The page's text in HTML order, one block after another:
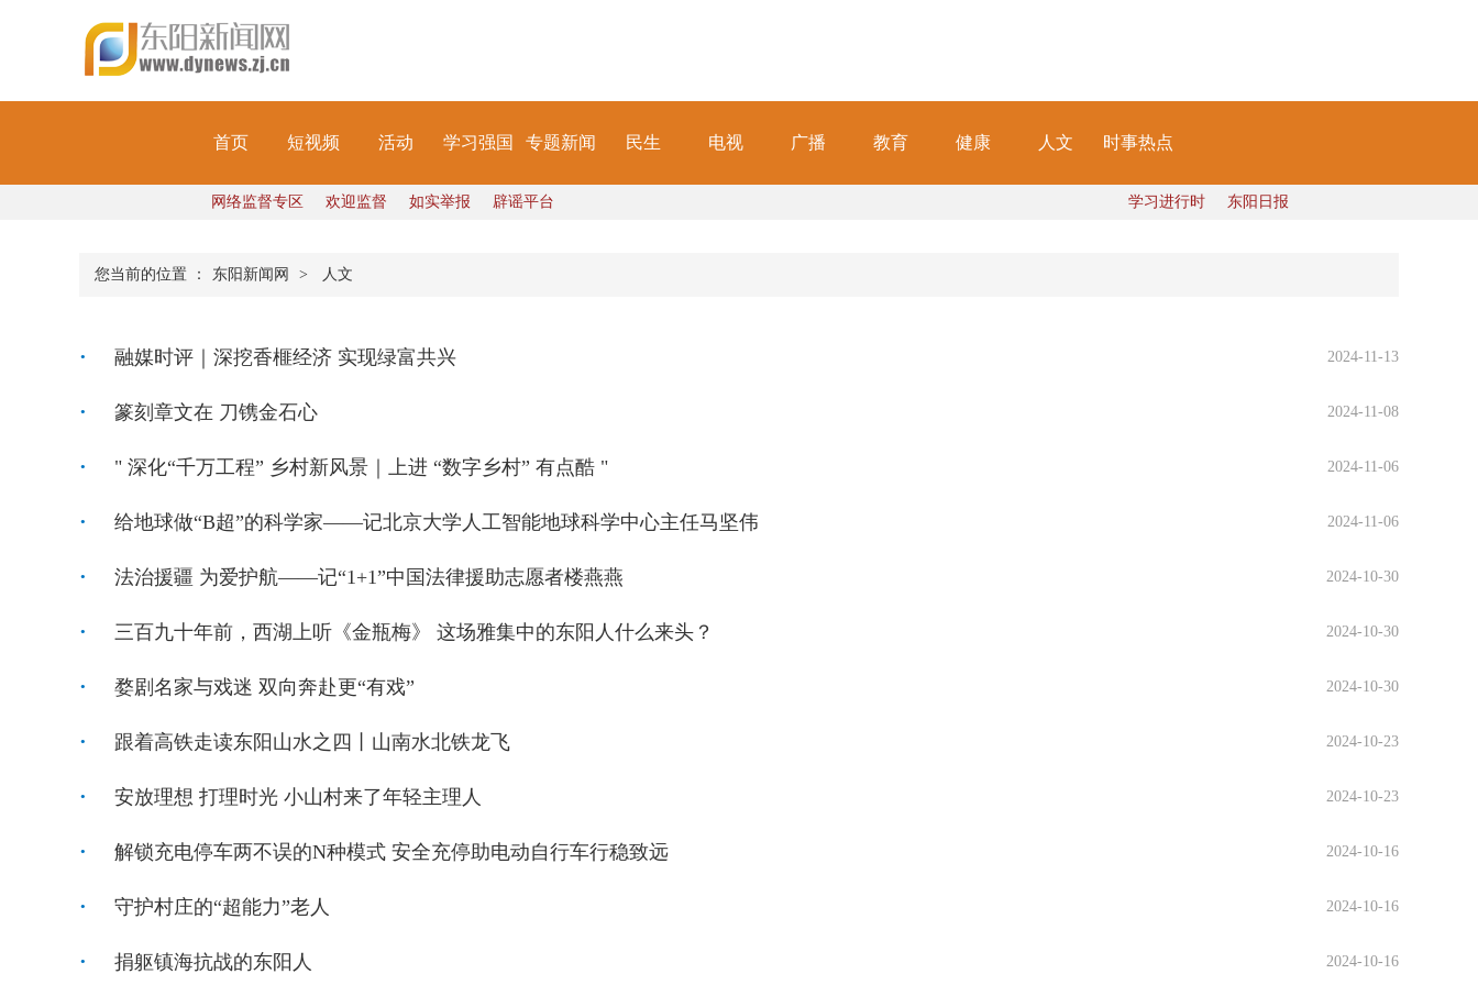
首页 短视频 活动 学习强国 专题新闻 民生 电视 广播 教育 健康 人文 时事热点
网络监督专区 欢迎监督 如实举报 辟谣平台 学习进行时 东阳日报
您当前的位置 ： 东阳新闻网 > 人文
2024-11-13
融媒时评｜深挖香榧经济 实现绿富共兴
2024-11-08
篆刻章文在 刀镌金石心
2024-11-06
" 深化“千万工程” 乡村新风景｜上进 “数字乡村” 有点酷 "
2024-11-06
给地球做“B超”的科学家——记北京大学人工智能地球科学中心主任马坚伟
2024-10-30
法治援疆 为爱护航——记“1+1”中国法律援助志愿者楼燕燕
2024-10-30
三百九十年前，西湖上听《金瓶梅》 这场雅集中的东阳人什么来头？
2024-10-30
婺剧名家与戏迷 双向奔赴更“有戏”
2024-10-23
跟着高铁走读东阳山水之四丨山南水北铁龙飞
2024-10-23
安放理想 打理时光 小山村来了年轻主理人
2024-10-16
解锁充电停车两不误的N种模式 安全充停助电动自行车行稳致远
2024-10-16
守护村庄的“超能力”老人
2024-10-16
捐躯镇海抗战的东阳人